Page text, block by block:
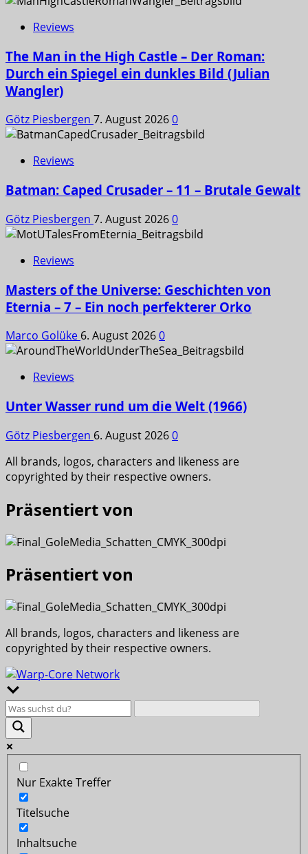
Reviews
The Man in the High Castle – Der Roman:
Durch ein Spiegel ein dunkles Bild (Julian
Wangler)
Götz Piesbergen 7. August 20260
Reviews
Batman: Caped Crusader – 11 – Brutale Gewalt
Götz Piesbergen 7. August 20260
Reviews
Masters of the Universe: Geschichten von
Eternia – 7 – Ein noch perfekterer Orko
Marco Golüke 6. August 20260
Reviews
Unter Wasser rund um die Welt (1966)
Götz Piesbergen 6. August 20260
All brands, logos, characters and likeness are
copyrighted by their respective owners.
Präsentiert von
Präsentiert von
All brands, logos, characters and likeness are
copyrighted by their respective owners.
Nur Exakte Treffer
Titelsuche
Inhaltsuche